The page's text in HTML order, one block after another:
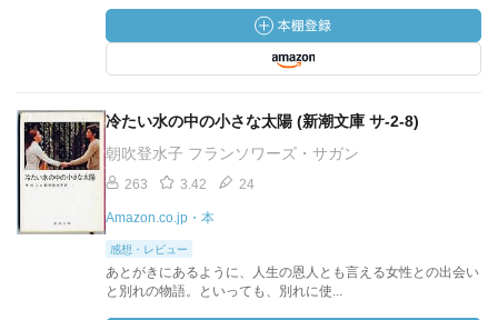
冷たい水の中の小さな太陽 (新潮文庫 サ-2-8)
朝吹登水子 フランソワーズ・サガン
263 3.42 24
Amazon.co.jp・本
感想・レビュー
あとがきにあるように、人生の恩人とも言える女性との出会い
と別れの物語。といっても、別れに使...